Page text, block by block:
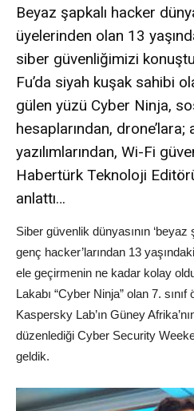
Beyaz şapkalı hacker
üyelerinden olan 13
siber güvenliğimizi
Fu’da siyah kuşak sahibi
gülen yüzü Cyber Ninja,
hesaplarından, drone’lara;
yazılımlarından, Wi-Fi
Habertürk Teknoloji
anlattı…
Siber güvenlik dünyasının ‘beyaz
genç hacker’larından 13
ele geçirmenin ne kadar kolay
Lakabı “Cyber Ninja” olan 7.
Kaspersky Lab’ın Güney
düzenlediği Cyber Security
geldik.